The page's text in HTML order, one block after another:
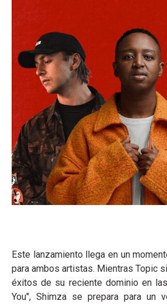
Este lanzamiento llega en un
para ambos artistas. Mientras Topic
éxitos de su reciente dominio en
You", Shimza se prepara para un